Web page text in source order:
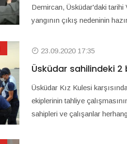
Demircan, Üsküdar'daki tarihi
yangının çıkış nedeninin
23.09.2020 17:35
Üsküdar sahilindeki 2
Üsküdar Kız Kulesi
ekiplerinin tahliye
sahipleri ve çalışanlar